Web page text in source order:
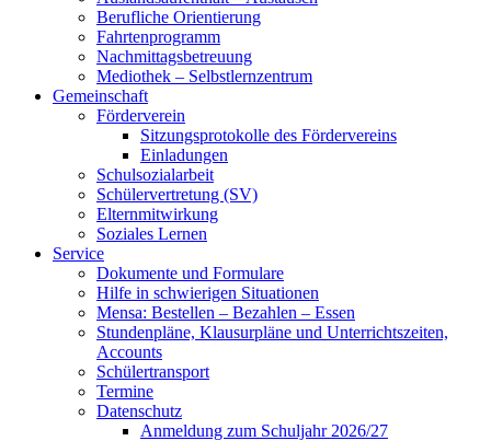
Berufliche Orientierung
Fahrtenprogramm
Nachmittagsbetreuung
Mediothek – Selbstlernzentrum
Gemeinschaft
Förderverein
Sitzungsprotokolle des Fördervereins
Einladungen
Schulsozialarbeit
Schülervertretung (SV)
Elternmitwirkung
Soziales Lernen
Service
Dokumente und Formulare
Hilfe in schwierigen Situationen
Mensa: Bestellen – Bezahlen – Essen
Stundenpläne, Klausurpläne und Unterrichtszeiten,
Accounts
Schülertransport
Termine
Datenschutz
Anmeldung zum Schuljahr 2026/27